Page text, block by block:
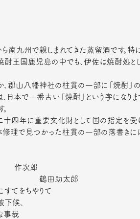
南九州で親しまれてきた蒸留酒です。特
酎王国鹿児島の中でも、伊佐は焼酎処と
、郡山八幡神社の柱貫の一部に「焼酎」
、日本で一番古い「焼酎」という字になりま
四年に重要文化財として国の指定を受け
理で見つかった柱貫の一部の落書きに
作次郎
太郎
てをちやりて
候、
哉